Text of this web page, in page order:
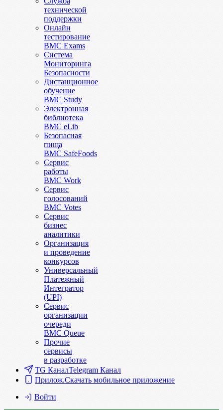
технической
поддержки
Онлайн
тестирование
BMC Exams
Система
Мониторинга
Безопасности
Дистанционное
обучение
BMC Study
Электронная
библиотека
BMC eLib
Безопасная
пища
BMC SafeFoods
Сервис
работы
BMC Work
Сервис
голосований
BMC Votes
Сервис
бизнес
аналитики
Организация
и проведение
конкурсов
Универсальный
Платежный
Интегратор
(UPI)
Сервис
организации
очереди
BMC Queue
Прочие
сервисы
в разработке
TG КаналTelegram Канал
Прилож.Скачать мобильное приложение
Войти